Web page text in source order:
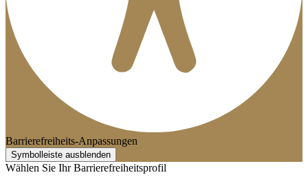
Barrierefreiheits-Anpassungen
Symbolleiste ausblenden
Wählen Sie Ihr Barrierefreiheitsprofil